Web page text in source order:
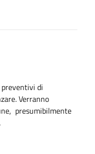
di
Verranno
presumibilmente